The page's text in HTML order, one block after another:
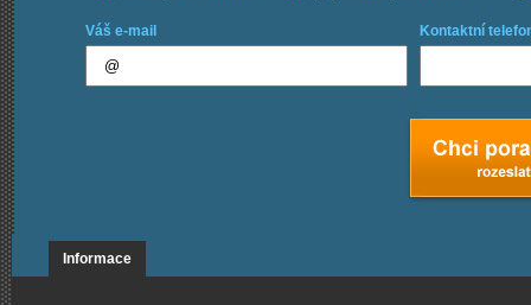
Váš e-mail Kontaktní
Informace